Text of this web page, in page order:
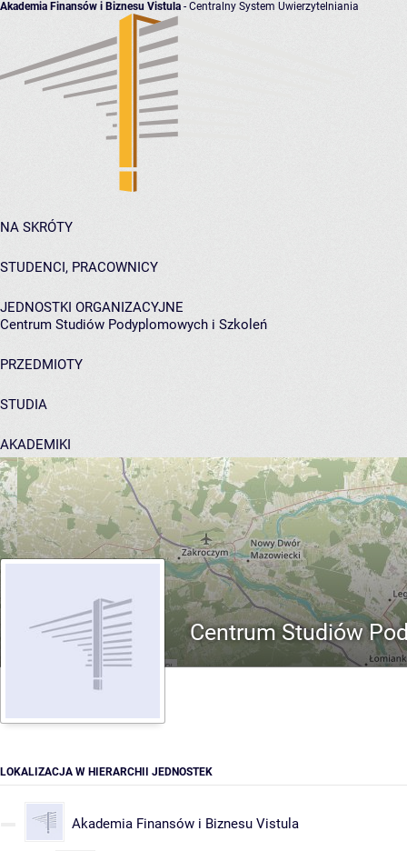
Akademia Finansów i Biznesu Vistula - Centralny System Uwierzytelniania
NA SKRÓTY
STUDENCI, PRACOWNICY
JEDNOSTKI ORGANIZACYJNE
Centrum Studiów Podyplomowych i Szkoleń
PRZEDMIOTY
STUDIA
AKADEMIKI
POMOC
Centrum Studiów
LOKALIZACJA W HIERARCHII JEDNOSTEK
Akademia Finansów i Biznesu Vistula